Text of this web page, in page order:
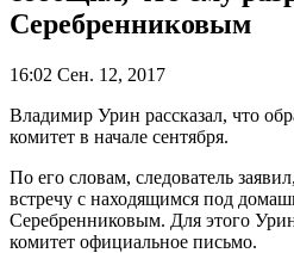
Серебренниковым
16:02 Сен. 12, 2017
Владимир Урин рассказал, что
комитет в начале сентября.
По его словам, следователь
встречу с находящимся под
Серебренниковым. Для этого
комитет официальное письмо.